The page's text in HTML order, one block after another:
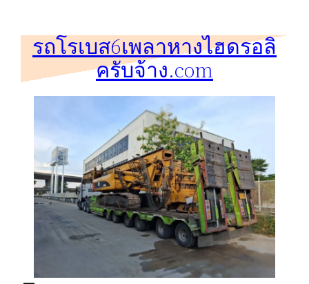
รถโรเบส6เพลาหางไฮดรอลิ
ครับจ้าง.com